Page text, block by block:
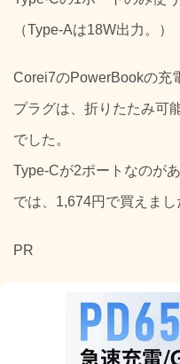
（Type-Aは18W出力。）
Corei7のPowerBookの充
プラグは、折りたたみ可
でした。
Type-Cが2ポートなのが
では、1,674円で買えまし
PR